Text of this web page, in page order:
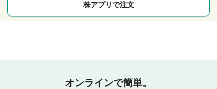
株アプリで注文
オンラインで簡単。